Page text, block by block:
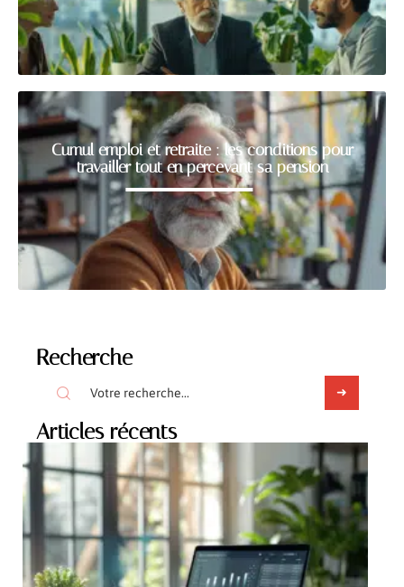
Cumul emploi et retraite : les conditions pour
travailler tout en percevant sa pension
Recherche
Articles récents